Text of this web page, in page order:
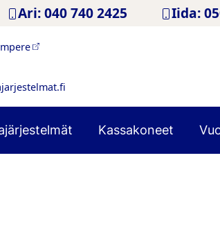
Ari: 040 740 2425 Iida:
Kassakoneet